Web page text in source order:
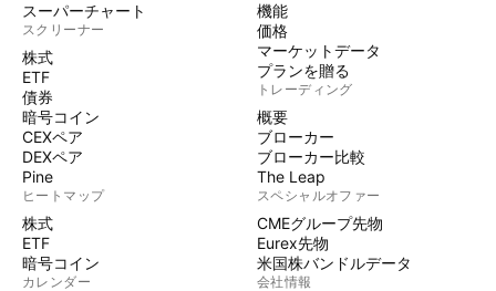
スーパーチャート
スクリーナー
株式
ETF
債券
暗号コイン
CEXペア
DEXペア
Pine
ヒートマップ
株式
ETF
暗号コイン
カレンダー
機能
価格
マーケットデータ
プランを贈る
トレーディング
概要
ブローカー
ブローカー比較
The Leap
スペシャルオファー
CMEグループ先物
Eurex先物
米国株バンドルデータ
会社情報